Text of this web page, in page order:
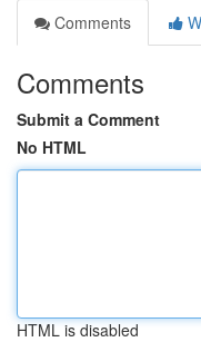
Comments
Comments
Submit a Comment
No HTML
HTML is disabled